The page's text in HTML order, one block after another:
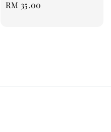
Regular
RM 35.00